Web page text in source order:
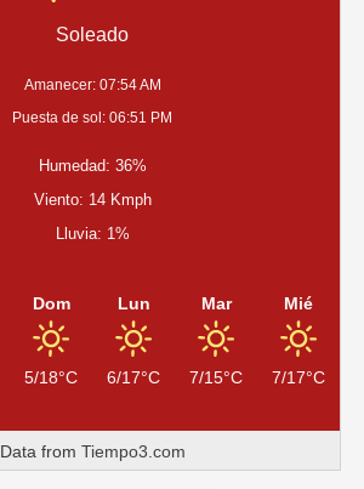
Soleado
Amanecer: 07:54 AM
Puesta de sol: 06:51 PM
Humedad: 36%
Viento: 14 Kmph
Lluvia: 1%
Dom
5/18°C
Lun
6/17°C
Mar
7/15°C
Mié
7/17°C
Data from Tiempo3.com